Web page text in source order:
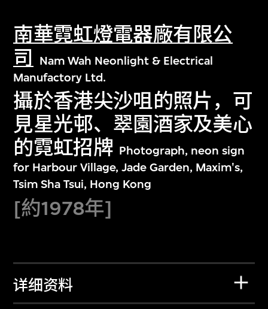
南華霓虹燈電器廠有限公
司
Nam Wah Neonlight & Electrical
Manufactory Ltd.
攝於香港尖沙咀的照片，可
見星光邨、翠園酒家及美心
的霓虹招牌 Photograph, neon sign
for Harbour Village, Jade Garden, Maxim's,
Tsim Sha Tsui, Hong Kong
[約1978年]
详细资料